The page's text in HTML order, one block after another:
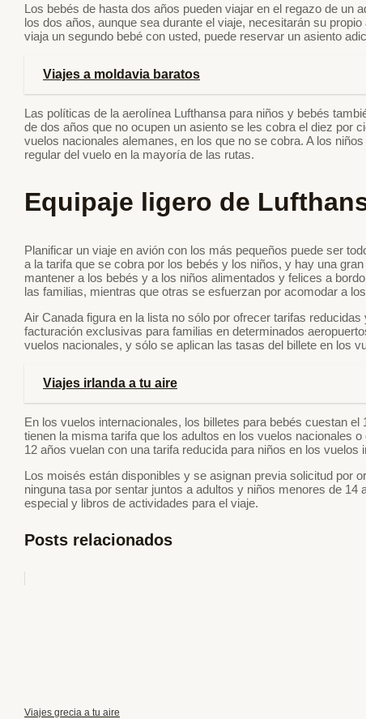
Los bebés de hasta dos años pueden viajar en el regazo de un
los dos años, aunque sea durante el viaje, necesitarán su
viaja un segundo bebé con usted, puede reservar un asiento
Viajes a moldavia baratos
Las políticas de la aerolínea Lufthansa para niños y bebés
de dos años que no ocupen un asiento se les cobra el diez por
vuelos nacionales alemanes, en los que no se cobra. A los
regular del vuelo en la mayoría de las rutas.
Equipaje ligero de
Planificar un viaje en avión con los más pequeños puede ser
a la tarifa que se cobra por los bebés y los niños, y hay una
mantener a los bebés y a los niños alimentados y felices a
las familias, mientras que otras se esfuerzan por acomodar a
Air Canada figura en la lista no sólo por ofrecer tarifas
facturación exclusivas para familias en determinados
vuelos nacionales, y sólo se aplican las tasas del billete en los
Viajes irlanda a tu aire
En los vuelos internacionales, los billetes para bebés cuestan
tienen la misma tarifa que los adultos en los vuelos nacionales
12 años vuelan con una tarifa reducida para niños en los
Los moisés están disponibles y se asignan previa solicitud por
ninguna tasa por sentar juntos a adultos y niños menores de
especial y libros de actividades para el viaje.
Posts relacionados
Viajes grecia a tu aire